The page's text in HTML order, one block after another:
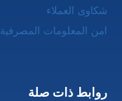
شكاوى العملاء
امن المعلومات المصرفية
روابط ذات صلة